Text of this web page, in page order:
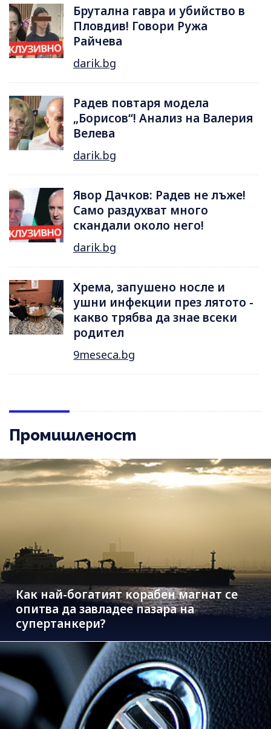
Брутална гавра и убийство в
Пловдив! Говори Ружа
Райчева
darik.bg
Радев повтаря модела
„Борисов“! Анализ на Валерия
Велева
darik.bg
Явор Дачков: Радев не лъже!
Само раздухват много
скандали около него!
darik.bg
Хрема, запушено носле и
ушни инфекции през лятотo -
какво трябва да знае всеки
родител
9meseca.bg
Промишленост
Как най-богатият корабен магнат се
опитва да завладее пазара на
супертанкери?